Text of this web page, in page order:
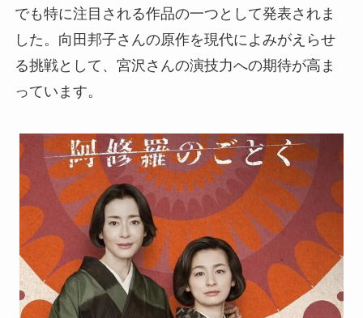
でも特に注目される作品の一つとして発表されま
した。向田邦子さんの原作を現代によみがえらせ
る挑戦として、宮沢さんの演技力への期待が高ま
っています。